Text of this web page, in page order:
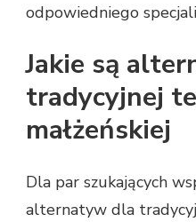
odpowiedniego
Jakie są
tradycyjnej
małżeńskiej
Dla par szukających
alternatyw dla